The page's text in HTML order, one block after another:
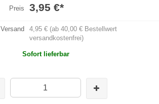
Preis 3,95 €*
Versand
4,95 € (ab 40,00 € Bestellwert
versandkostenfrei)
Sofort lieferbar